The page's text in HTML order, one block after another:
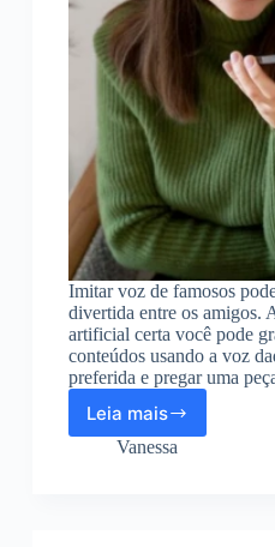
Imitar voz de famosos
divertida entre os amigos.
artificial certa você pode
conteúdos usando a voz
preferida e pregar uma
Leia mais
5
IAs
Vanessa